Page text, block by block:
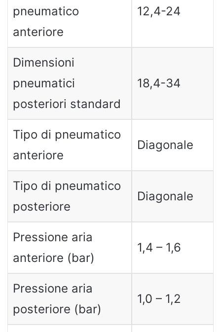
pneumatico
anteriore
12,4-24
Dimensioni
pneumatici
posteriori standard
18,4-34
Tipo di pneumatico
anteriore
Diagonale
Tipo di pneumatico
posteriore
Diagonale
Pressione aria
anteriore (bar)
1,4 – 1,6
Pressione aria
posteriore (bar)
1,0 – 1,2